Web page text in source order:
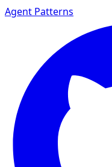
Agent Patterns